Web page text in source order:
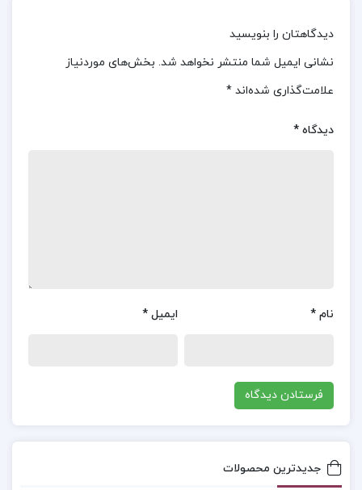
رویکردی کاربردی و علمی به بررسی اصول و روش‌های
تهیه صورت‌های مالی می‌پردازد. این اثر به‌خوبی به
کتاب نه‌تنها برای دانشجویان حسابداری بلکه برای
کلیدی حسابداری مورد استفاده قرار گیرد.
حسن فرج زاده دهکری :
تنظیم صورت‌های مالی نوشته حسن فرج‌زاده دهکری،
دیدگاهتان را بنویسید
نشانی ایمیل شما منتشر نخواهد شد. بخش‌های موردنیاز
علامت‌گذاری شده‌اند *
دیدگاه *
نام * ایمیل *
جدیدترین محصولات